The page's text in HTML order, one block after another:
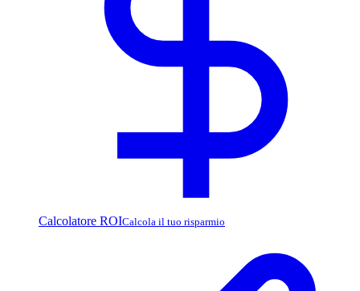
Calcolatore ROICalcola il tuo risparmio